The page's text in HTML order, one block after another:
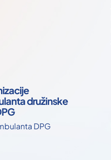
družinske
DPG